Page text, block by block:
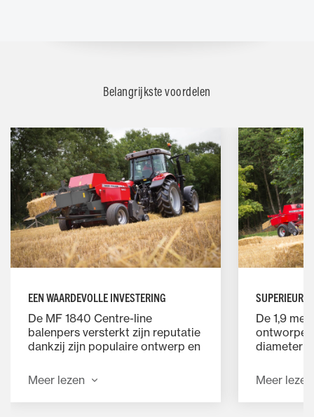
Belangrijkste voordelen
EEN WAARDEVOLLE INVESTERING
De MF 1840 Centre-line
balenpers versterkt zijn reputatie
dankzij zijn populaire ontwerp en
kleine vierkantebalenpers. Of u
nu balen perst van een paar
hectare per jaar voor uw eigen
Meer lezen
SUPERIEURE
De 1,9
diameter
tanden,
zwad
Meer lezen